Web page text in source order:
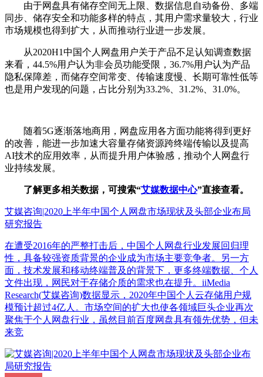
由于网盘具有储存空间无上限、数据信息自动备份、多端
同步、储存安全和功能多样的特点，其用户需求量较大，行业
市场规模也得到扩大，从而推动行业进一步发展。
从2020H1中国个人网盘用户关于产品不足认知调查数据
来看，44.5%用户认为非会员功能受限，36.7%用户认为产品
隐私保障差，而储存空间常变、传输速度慢、长期可靠性低等
也是用户发现的问题，占比分别为33.2%、31.2%、31.0%。
随着5G逐渐落地商用，网盘应用各方面功能将得到更好
的改善，能进一步加速大容量存储资源跨终端传输以及提高
AI技术的应用效率，从而提升用户体验感，推动个人网盘行
业持续发展。
了解更多相关数据，可搜索“艾媒数据中心”直接查看。
艾媒咨询|2020上半年中国个人网盘市场现状及头部企业布局
研究报告
在遭受2016年的严整打击后，中国个人网盘行业发展回归理
性，具备较强资质背景的企业成为市场主要竞争者。另一方
面，技术发展和移动终端普及的背景下，更多终端数据、个人
文件出现，网民对于存储介质的需求也在提升。iiMedia
Research(艾媒咨询)数据显示，2020年中国个人云存储用户规
模预计超过4亿人。市场空间的扩大也使各领域巨头企业再次
聚焦于个人网盘行业，虽然目前百度网盘具有领先优势，但未
来竞